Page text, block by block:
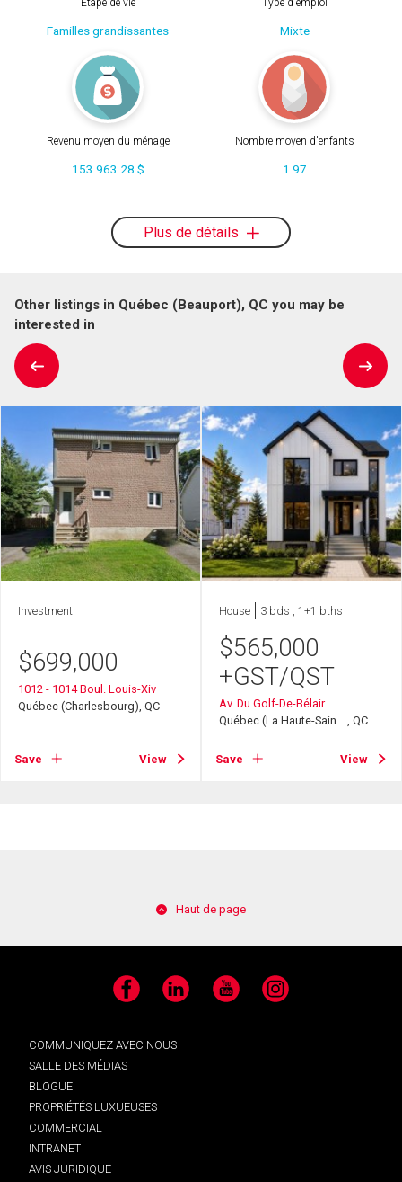
Familles grandissantes Mixte
Revenu moyen du ménage
153 963.28 $
Nombre moyen d'enfants
1.97
Plus de détails
Other listings in Québec (Beauport), QC you may be
interested in
Investment
$699,000
1012 - 1014 Boul. Louis-Xiv
Québec (Charlesbourg), QC
Save View
House 3 bds , 1+1 bths
$565,000
+GST/QST
Av. Du Golf-De-Bélair
Québec (La Haute-Sain ..., QC
Save View
Haut de page
Facebook LinkedIn YouTube Instagram
COMMUNIQUEZ AVEC NOUS
SALLE DES MÉDIAS
BLOGUE
PROPRIÉTÉS LUXUEUSES
COMMERCIAL
INTRANET
AVIS JURIDIQUE